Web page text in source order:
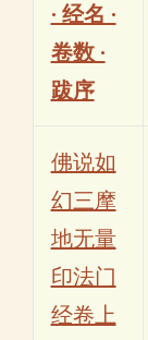
· 经名 ·
卷数 ·
跋序
佛说如
幻三摩
地无量
印法门
经卷上